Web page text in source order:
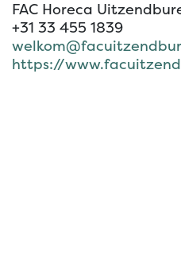
FAC Horeca
+31 33 455 1839
https://